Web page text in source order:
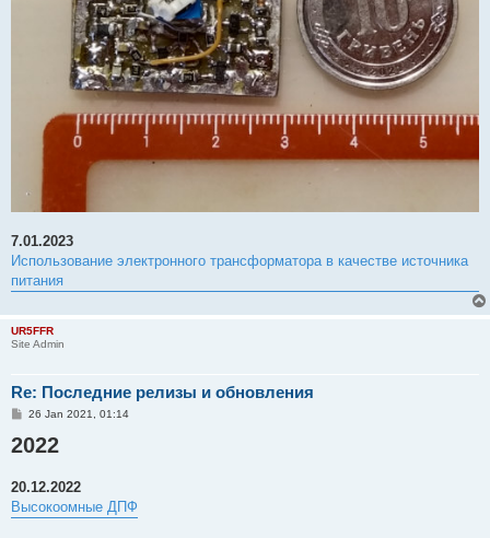
7.01.2023
Использование электронного трансформатора в качестве источника
питания
UR5FFR
Site Admin
Re: Последние релизы и обновления
P
s
t
26 Jan 2021, 01:14
2022
20.12.2022
Высокоомные ДПФ